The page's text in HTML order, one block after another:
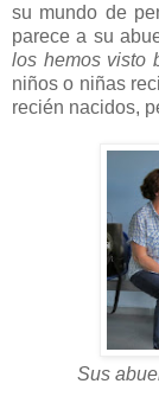
su mundo de
parece a su
los hemos visto
niños o niñas
recién nacidos,
Sus